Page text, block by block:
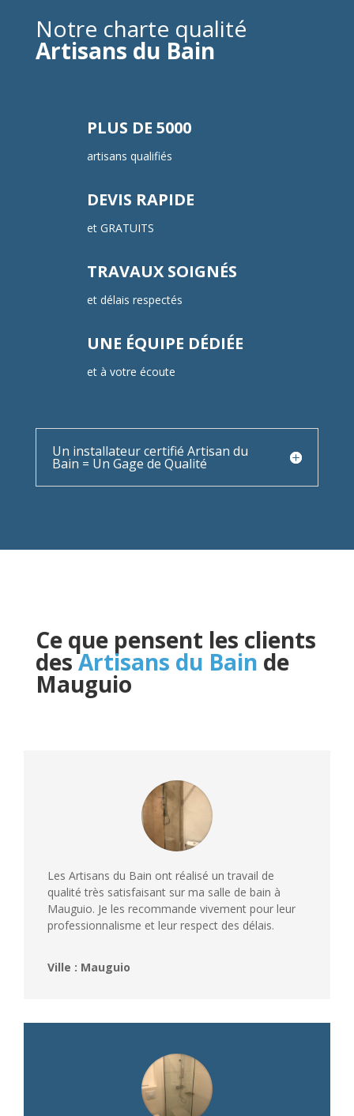
Notre charte qualité
Artisans du Bain
PLUS DE 5000
artisans qualifiés
DEVIS RAPIDE
et GRATUITS
TRAVAUX SOIGNÉS
et délais respectés
UNE ÉQUIPE DÉDIÉE
et à votre écoute
Un installateur certifié Artisan du
Bain = Un Gage de Qualité
Ce que pensent les clients
desArtisans du Bain de
Mauguio
Les Artisans du Bain ont réalisé un travail de
qualité très satisfaisant sur ma salle de bain à
Mauguio. Je les recommande vivement pour leur
professionnalisme et leur respect des délais.
Ville : Mauguio